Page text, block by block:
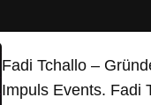
Fadi Tchallo –
Impuls Events. Fadi